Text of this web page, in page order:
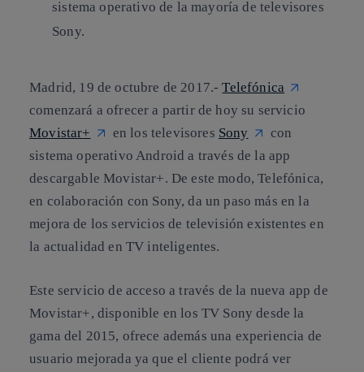
sistema operativo de la mayoría de televisores
Sony.
Madrid, 19 de octubre de 2017.- Telefónica
comenzará a ofrecer a partir de hoy su servicio
Movistar+
en los televisores Sony
con
sistema operativo Android a través de la app
descargable Movistar+. De este modo, Telefónica,
en colaboración con Sony, da un paso más en la
mejora de los servicios de televisión existentes en
la actualidad en TV inteligentes.
Este servicio de acceso a través de la nueva app de
Movistar+, disponible en los TV Sony desde la
gama del 2015, ofrece además una experiencia de
usuario mejorada ya que el cliente podrá ver